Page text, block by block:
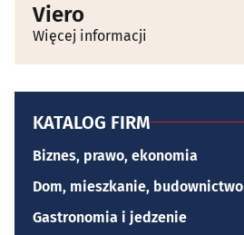
Viero
Więcej informacji
KATALOG FIRM
Biznes, prawo, ekonomia
Dom, mieszkanie, budownictwo
Gastronomia i jedzenie